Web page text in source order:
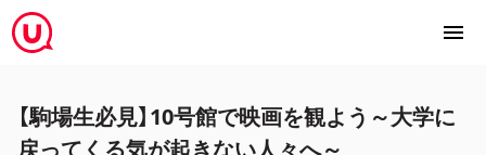
【駒場生必見】10号館で映画を観よう～大学に
戻ってくる気が起きない人々へ～